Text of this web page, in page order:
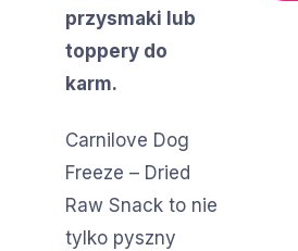
przysmaki lub
toppery do
karm.
Carnilove Dog
Freeze – Dried
Raw Snack to nie
tylko pyszny